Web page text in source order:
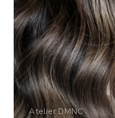
nieuwe
haarkleur
voor
het
najaar
Atelier DMNC